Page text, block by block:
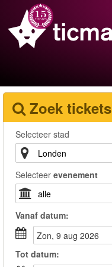
Zoek tickets
Selecteer stad
Selecteer evenement
Vanaf datum:
zon, 9 aug 2026
Tot datum: